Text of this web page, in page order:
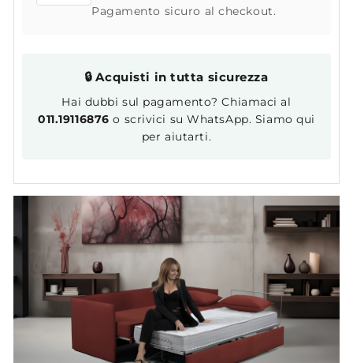
Pagamento sicuro al checkout.
🔒 Acquisti in tutta sicurezza
Hai dubbi sul pagamento? Chiamaci al
011.19116876 o scrivici su WhatsApp. Siamo qui
per aiutarti.